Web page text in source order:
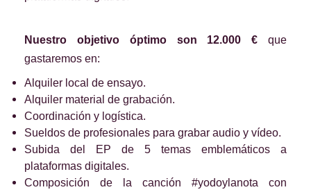
Nuestro objetivo óptimo son 12.000 € que
gastaremos en:
Alquiler local de ensayo.
Alquiler material de grabación.
Coordinación y logística.
Sueldos de profesionales para grabar audio y vídeo.
Subida del EP de 5 temas emblemáticos a
plataformas digitales.
Composición de la canción #yodoylanota con